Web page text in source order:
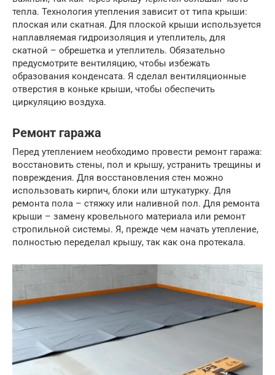
тепла. Технология утепления зависит от типа крыши:
плоская или скатная. Для плоской крыши используется
наплавляемая гидроизоляция и утеплитель, для
скатной – обрешетка и утеплитель. Обязательно
предусмотрите вентиляцию, чтобы избежать
образования конденсата. Я сделал вентиляционные
отверстия в коньке крыши, чтобы обеспечить
циркуляцию воздуха.
Ремонт гаража
Перед утеплением необходимо провести ремонт гаража:
восстановить стены, пол и крышу, устранить трещины и
повреждения. Для восстановления стен можно
использовать кирпич, блоки или штукатурку. Для
ремонта пола – стяжку или наливной пол. Для ремонта
крыши – замену кровельного материала или ремонт
стропильной системы. Я, прежде чем начать утепление,
полностью переделал крышу, так как она протекала.